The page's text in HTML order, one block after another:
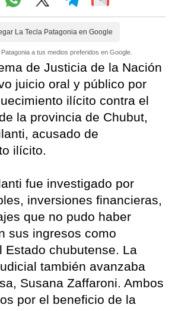
La Tecla Patagonia en Google
a tus medios preferidos en Google.
de Justicia de la Nación
juicio oral y público por
ilícito contra el
la provincia de Chubut,
acusado de
ilícito.
fue investigado por
inversiones financieras,
que no pudo haber
sus ingresos como
Estado chubutense. La
también avanzaba
Susana Zaffaroni. Ambos
por el beneficio de la